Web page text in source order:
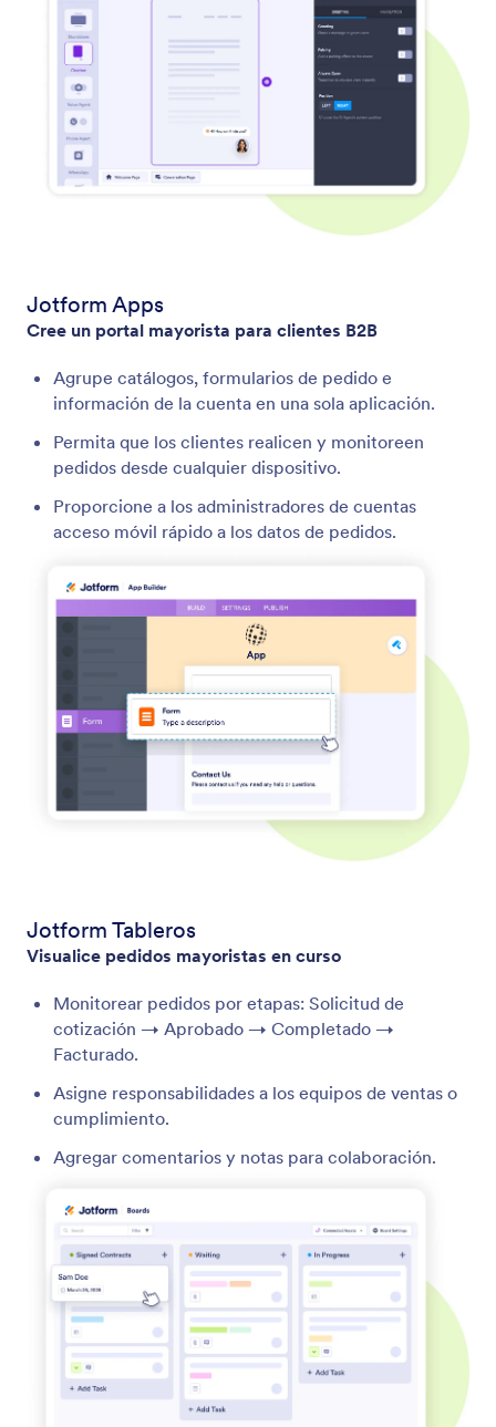
Jotform Apps
Cree un portal mayorista para clientes B2B
Agrupe catálogos, formularios de pedido e
información de la cuenta en una sola aplicación.
Permita que los clientes realicen y monitoreen
pedidos desde cualquier dispositivo.
Proporcione a los administradores de cuentas
acceso móvil rápido a los datos de pedidos.
Jotform Tableros
Visualice pedidos mayoristas en curso
Monitorear pedidos por etapas: Solicitud de
cotización → Aprobado → Completado →
Facturado.
Asigne responsabilidades a los equipos de ventas o
cumplimiento.
Agregar comentarios y notas para colaboración.